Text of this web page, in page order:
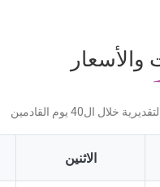
ال40 يوم القادمين
الاثنين